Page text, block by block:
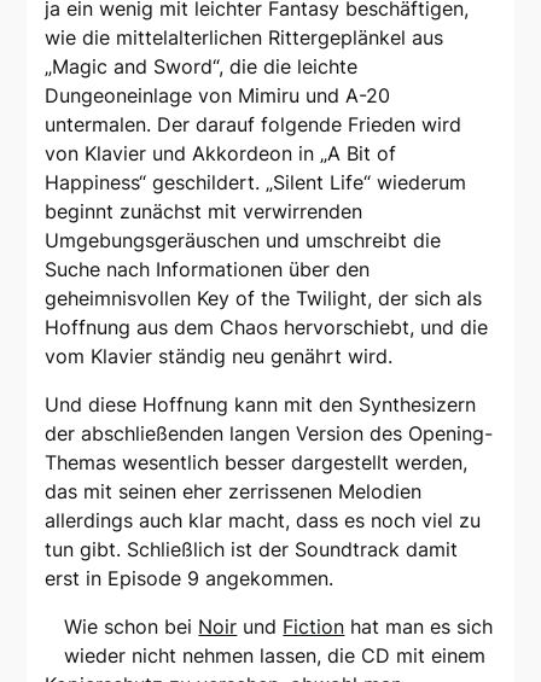
ja ein wenig mit leichter Fantasy beschäftigen,
wie die mittelalterlichen Rittergeplänkel aus
„Magic and Sword“, die die leichte
Dungeoneinlage von Mimiru und A-20
untermalen. Der darauf folgende Frieden wird
von Klavier und Akkordeon in „A Bit of
Happiness“ geschildert. „Silent Life“ wiederum
beginnt zunächst mit verwirrenden
Umgebungsgeräuschen und umschreibt die
Suche nach Informationen über den
geheimnisvollen Key of the Twilight, der sich als
Hoffnung aus dem Chaos hervorschiebt, und die
vom Klavier ständig neu genährt wird.
Und diese Hoffnung kann mit den Synthesizern
der abschließenden langen Version des Opening-
Themas wesentlich besser dargestellt werden,
das mit seinen eher zerrissenen Melodien
allerdings auch klar macht, dass es noch viel zu
tun gibt. Schließlich ist der Soundtrack damit
erst in Episode 9 angekommen.
Wie schon bei Noir und Fiction hat man es sich
wieder nicht nehmen lassen, die CD mit einem